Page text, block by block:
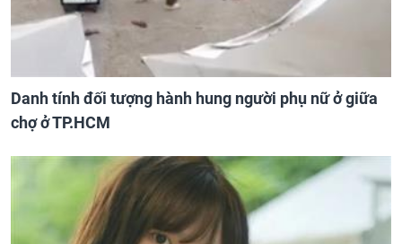
Danh tính đối tượng hành hung người phụ nữ ở giữa
chợ ở TP.HCM